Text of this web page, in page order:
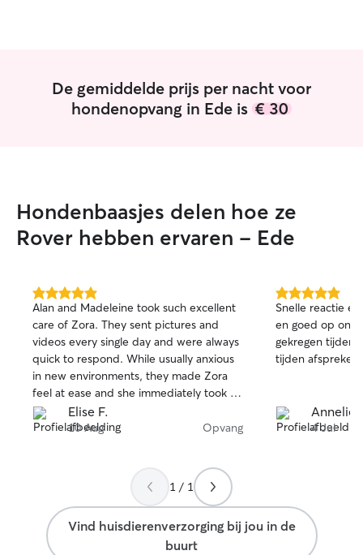
De gemiddelde prijs per nacht voor
hondenopvang in Ede is € 30
Hondenbaasjes delen hoe ze
Rover hebben ervaren - Ede
5.0
van
5
sterren
Alan and Madeleine took such excellent
care of Zora. They sent pictures and
videos every single day and were always
quick to respond. While usually anxious
in new environments, they made Zora
feel at ease and she immediately took to
them both. We could see that she was
having the time of her life over there. If
shows. Thank you both!
Elise F.
10 Aug Opvang
5.0
van
5
sterren
Snelle reactie en
en goed op
gekregen
tijden afspreken.
4 Jul
1 / 1
Vind huisdierenverzorging bij jou in de
buurt